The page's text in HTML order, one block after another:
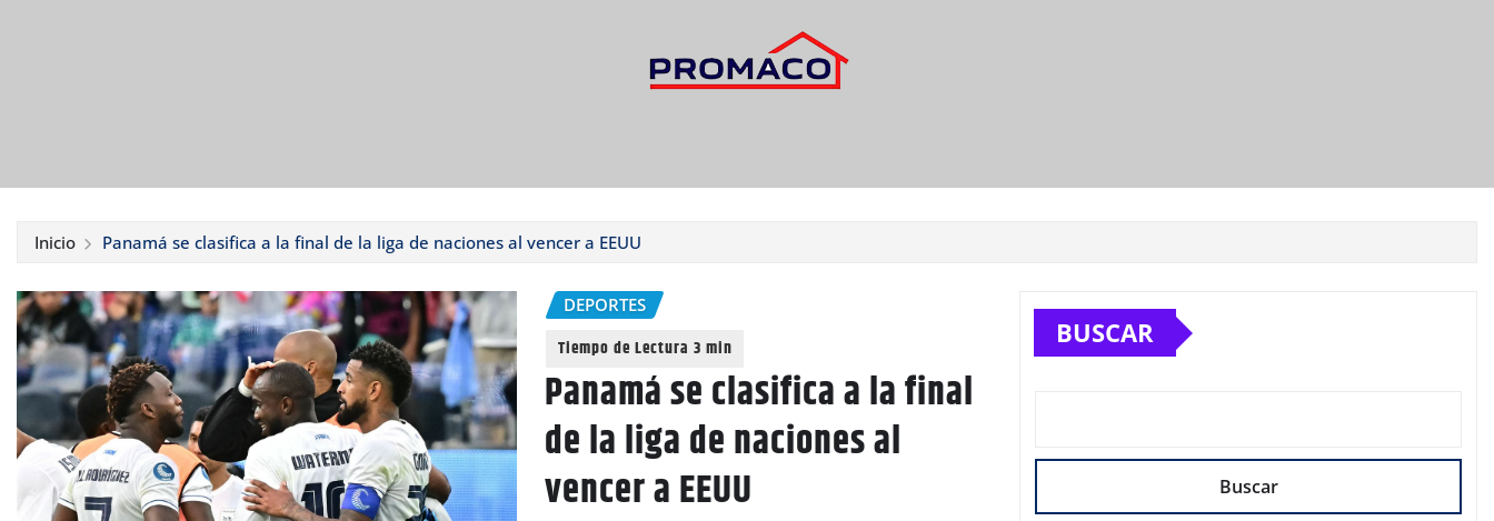
Inicio Panamá se clasifica a la final de la liga de naciones al vencer a EEUU
DEPORTES
Panamá se clasifica a la final
de la liga de naciones al
vencer a EEUU
BUSCAR
Buscar